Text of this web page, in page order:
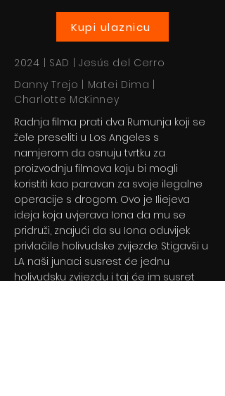
Kupi ulaznicu
2024 | SAD | Jesús del Cerro
Danny Trejo | Matei Dima |
Charlotte McKinney
Radnja filma prati dva Rumunja koji se
žele preseliti u Los Angeles s
namjerom da osnuju tvrtku za
proizvodnju filmova koju bi mogli
koristiti kao paravan za svoje ilegalne
operacije s drogom. Ovo je Iliejeva
ideja koja uvjerava Iona da mu se
pridruži, znajući da su Iona oduvijek
privlačile holivudske zvijezde. Stigavši u
LA naši junaci susrest će jednu
holivudsku zvijezdu i taj će im susret